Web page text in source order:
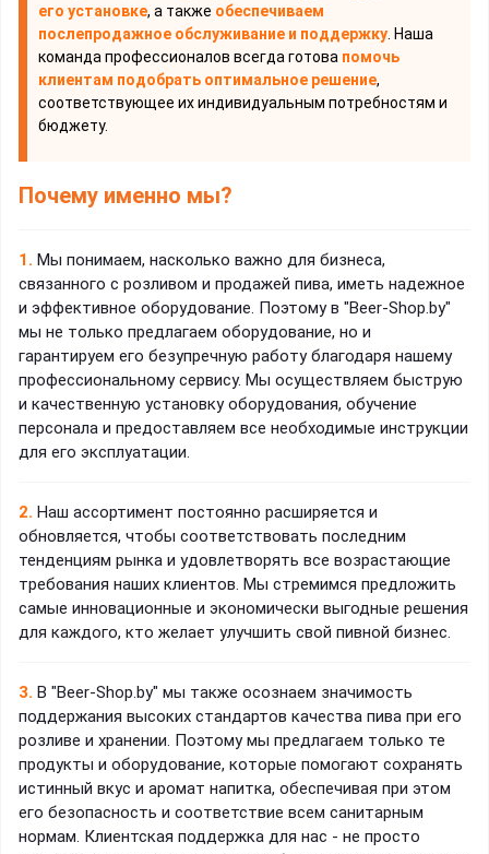
его установке, а также обеспечиваем
послепродажное обслуживание и поддержку . Наша
команда профессионалов всегда готова помочь
клиентам подобрать оптимальное решение,
соответствующее их индивидуальным потребностям и
бюджету.
Почему именно мы?
1. Мы понимаем, насколько важно для бизнеса,
связанного с розливом и продажей пива, иметь надежное
и эффективное оборудование. Поэтому в "Beer-Shop.by"
мы не только предлагаем оборудование, но и
гарантируем его безупречную работу благодаря нашему
профессиональному сервису. Мы осуществляем быструю
и качественную установку оборудования, обучение
персонала и предоставляем все необходимые инструкции
для его эксплуатации.
2. Наш ассортимент постоянно расширяется и
обновляется, чтобы соответствовать последним
тенденциям рынка и удовлетворять все возрастающие
требования наших клиентов. Мы стремимся предложить
самые инновационные и экономически выгодные решения
для каждого, кто желает улучшить свой пивной бизнес.
3. В "Beer-Shop.by" мы также осознаем значимость
поддержания высоких стандартов качества пива при его
розливе и хранении. Поэтому мы предлагаем только те
продукты и оборудование, которые помогают сохранять
истинный вкус и аромат напитка, обеспечивая при этом
его безопасность и соответствие всем санитарным
нормам. Клиентская поддержка для нас - не просто